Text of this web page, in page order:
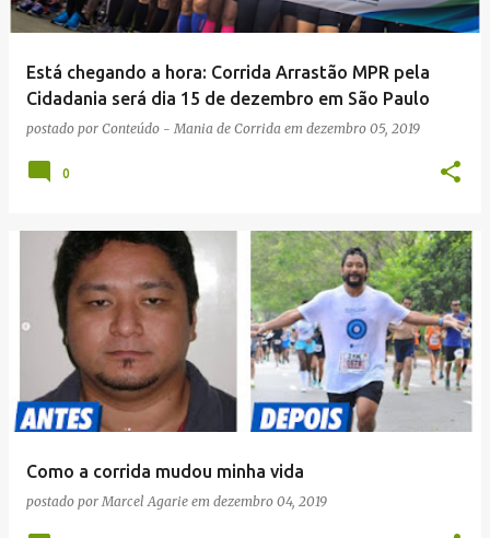
Está chegando a hora: Corrida Arrastão MPR pela
Cidadania será dia 15 de dezembro em São Paulo
postado por Conteúdo - Mania de Corrida em dezembro 05, 2019
0
Como a corrida mudou minha vida
postado porMarcel Agarie em dezembro 04, 2019